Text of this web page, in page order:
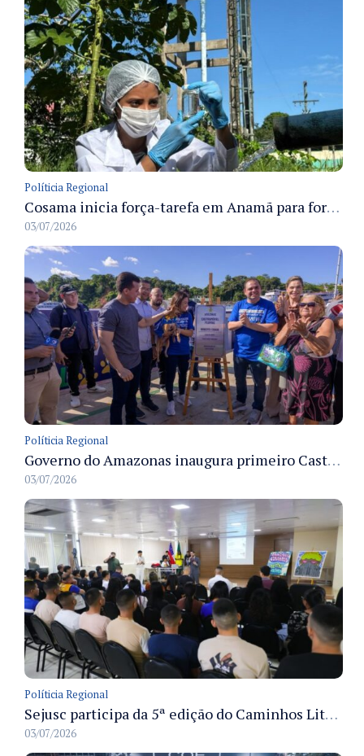
Políticia Regional
Cosama inicia força-tarefa em Anamã para fortalecer abastecimento de água e segurança hídrica da população
03/07/2026
Políticia Regional
Governo do Amazonas inaugura primeiro Castramóvel Fluvial para atendimento veterinário às comunidades ribeirinhas e castração gratuita
03/07/2026
Políticia Regional
Sejusc participa da 5ª edição do Caminhos Literários com foco na cultura hip-hop nas unidades socioeducativas
03/07/2026